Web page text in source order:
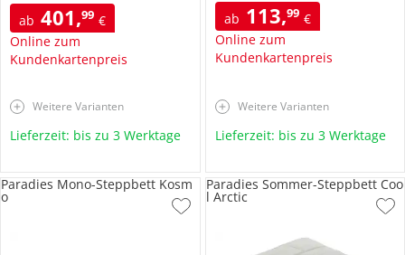
ab 401,99 €
Online zum
Kundenkartenpreis
Weitere Varianten
Lieferzeit: bis zu 3 Werktage
ab 113,99 €
Online zum
Kundenkartenpreis
Weitere Varianten
Lieferzeit: bis zu 3 Werktage
Paradies Mono-Steppbett Kosm
o
Paradies Sommer-Steppbett Coo
l Arctic